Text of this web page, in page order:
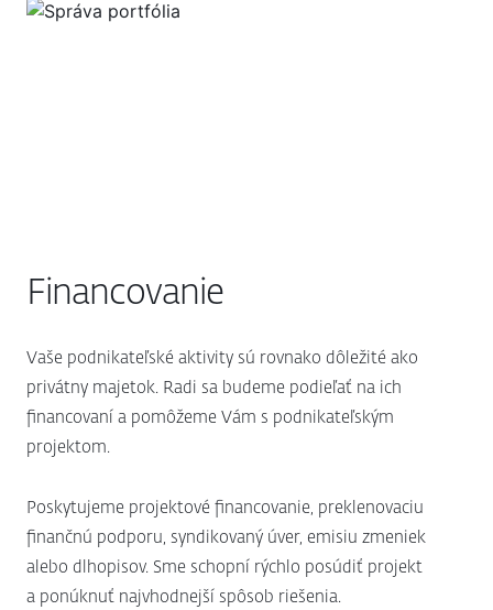
Financovanie
Vaše podnikateľské aktivity sú rovnako dôležité ako
privátny majetok. Radi sa budeme podieľať na ich
financovaní a pomôžeme Vám s podnikateľským
projektom.
Poskytujeme projektové financovanie, preklenovaciu
finančnú podporu, syndikovaný úver, emisiu zmeniek
alebo dlhopisov. Sme schopní rýchlo posúdiť projekt
a ponúknuť najvhodnejší spôsob riešenia.